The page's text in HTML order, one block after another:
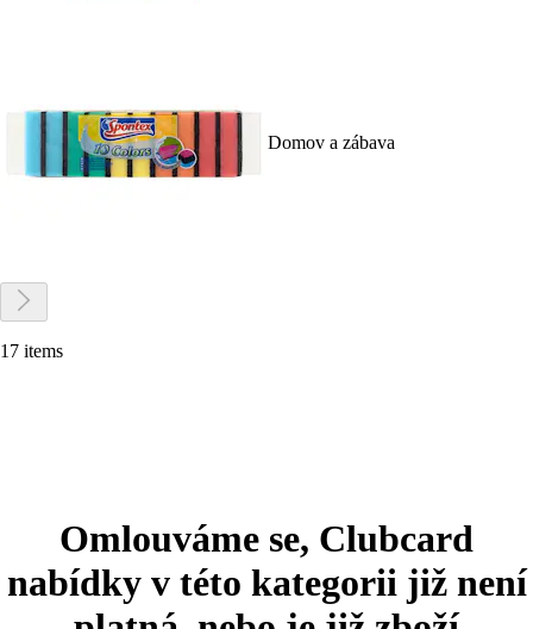
Domov a zábava
17 items
Omlouváme se, Clubcard
nabídky v této kategorii již není